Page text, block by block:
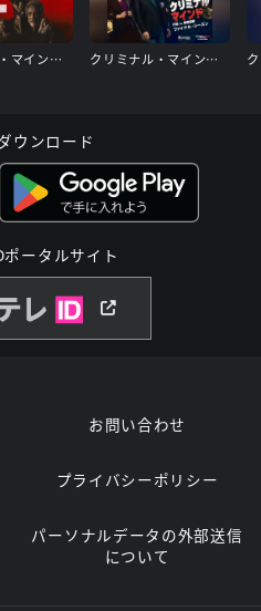
クリミナル・マインド／FBI vs. 異常犯罪 エボリューション（シーズン16） クリミナル・マインド/FBI vs. 異常犯罪 ファイナルシーズン
ウンロード
ータルサイト
お問い合わせ
プライバシーポリシー
パーソナルデータの外部送信
について